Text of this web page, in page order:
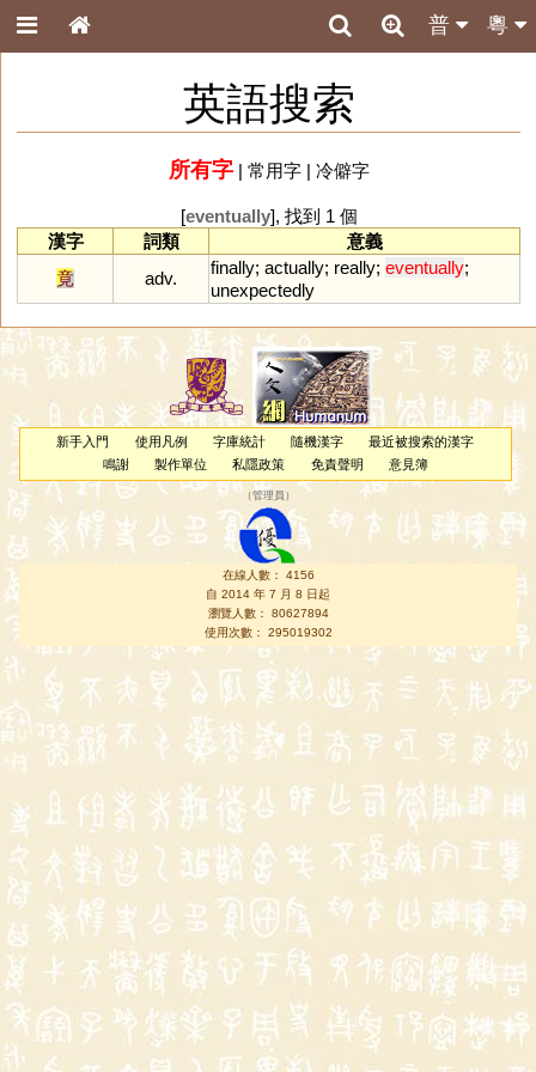
粵
普
英語搜索
所有字| 常用字| 冷僻字
[eventually], 找到 1 個
漢字
詞類
意義
竟
adv.
finally; actually; really; eventually;
unexpectedly
新手入門 使用凡例 字庫統計 隨機漢字
最近被搜索的漢字
鳴謝
製作單位 私隱政策 免責聲明 意見簿
（管理員 ）
在線人數： 4156
自 2014 年 7 月 8 日起
瀏覽人數： 80627894
使用次數： 295019302